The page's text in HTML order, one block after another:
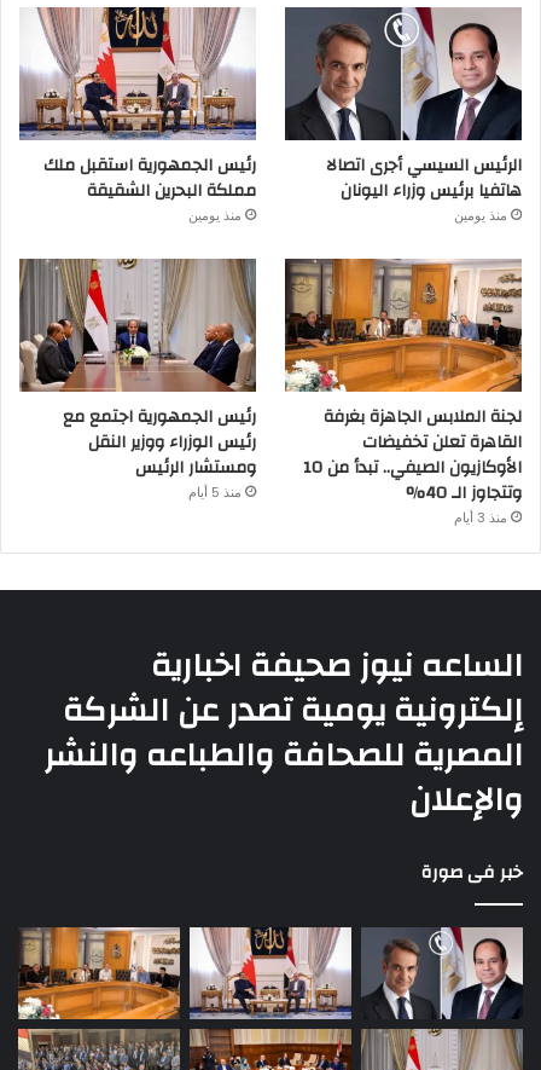
الرئيس السيسي أجرى اتصالا
هاتفيا برئيس وزراء اليونان
منذ يومين
رئيس الجمهورية استقبل ملك
مملكة البحرين الشقيقة
منذ يومين
لجنة الملابس الجاهزة بغرفة
القاهرة تعلن تخفيضات
الأوكازيون الصيفي.. تبدأ من 10
وتتجاوز الـ 40%
منذ 3 أيام
رئيس الجمهورية اجتمع مع
رئيس الوزراء ووزير النقل
ومستشار الرئيس
منذ 5 أيام
الساعه نيوز صحيفة اخبارية
إلكترونية يومية تصدر عن الشركة
المصرية للصحافة والطباعه والنشر
والإعلان
خبر فى صورة